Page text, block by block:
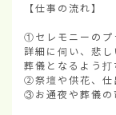
【仕事の流れ】
①セレモニーのプ
詳細に伺い、悲
葬儀となるよう打
②祭壇や供花、仕
③お通夜や葬儀の